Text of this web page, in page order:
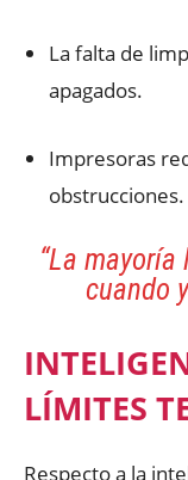
La falta de
apagados.
Impresoras
obstrucciones.
“La
cuando
LÍMITES
Respecto a la